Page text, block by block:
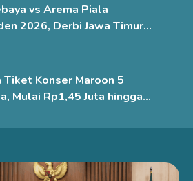
vs Arema Piala
2026, Derbi Jawa Timur
Tiket Konser Maroon 5
Mulai Rp1,45 Juta hingga